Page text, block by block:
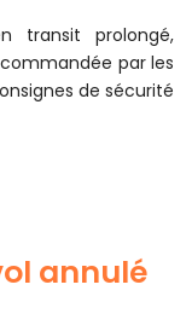
transit prolongé,
par les
de sécurité
annulé